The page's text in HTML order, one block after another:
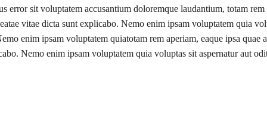
error sit voluptatem accusantium doloremque laudantium, totam
vitae dicta sunt explicabo. Nemo enim ipsam voluptatem quia
enim ipsam voluptatem quiatotam rem aperiam, eaque ipsa quae
Nemo enim ipsam voluptatem quia voluptas sit aspernatur aut